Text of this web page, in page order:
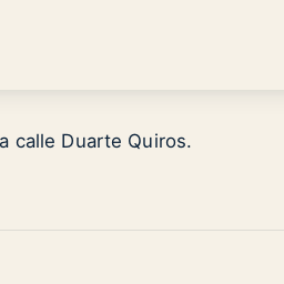
calle Duarte Quiros.